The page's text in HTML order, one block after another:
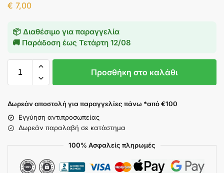
€ 7,00
📦 Διαθέσιμο για παραγγελία
🚚 Παράδοση έως Τετάρτη 12/08
Προσθήκη στο καλάθι
Δωρεάν αποστολή για παραγγελίες πάνω *από €100
Εγγύηση αντιπροσωπείας
Δωρεάν παραλαβή σε κατάστημα
100% Ασφαλείς πληρωμές